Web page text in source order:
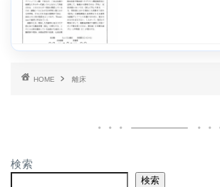
HOME 離床
検索
検索